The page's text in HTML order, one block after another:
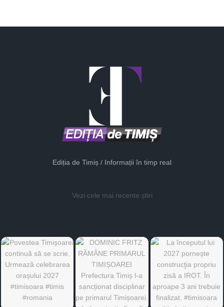
Ediția de Timiș / Informații în timp real
Vezi cele mai recente știri